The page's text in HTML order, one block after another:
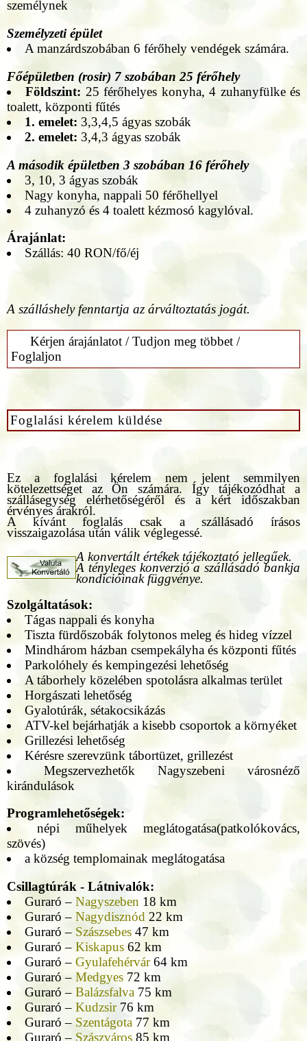
személynek
Személyzeti épület
A manzárdszobában 6 férőhely vendégek számára.
Főépületben (rosir) 7 szobában 25 férőhely
Földszint: 25 férőhelyes konyha, 4 zuhanyfülke és
toalett, központi fűtés
1. emelet: 3,3,4,5 ágyas szobák
2. emelet: 3,4,3 ágyas szobák
A második épületben 3 szobában 16 férőhely
3, 10, 3 ágyas szobák
Nagy konyha, nappali 50 férőhellyel
4 zuhanyzó és 4 toalett kézmosó kagylóval.
Árajánlat:
Szállás: 40 RON/fő/éj
A szálláshely fenntartja az árváltoztatás jogát.
Kérjen árajánlatot / Tudjon meg többet /
Foglaljon
Foglalási kérelem küldése
Ez a foglalási kérelem nem jelent semmilyen
kötelezettséget az Ön számára. Így tájékozódhat a
szállásegység elérhetőségéről és a kért időszakban
érvényes árakról.
A kívánt foglalás csak a szállásadó írásos
visszaigazolása után válik véglegessé.
A konvertált értékek tájékoztató jellegűek.
A tényleges konverzió a szállásadó bankja
kondícióinak függvénye.
Szolgáltatások:
Tágas nappali és konyha
Tiszta fürdőszobák folytonos meleg és hideg vízzel
Mindhárom házban csempekályha és központi fűtés
Parkolóhely és kempingezési lehetőség
A táborhely közelében spotolásra alkalmas terület
Horgászati lehetőség
Gyalotúrák, sétakocsikázás
ATV-kel bejárhatják a kisebb csoportok a környéket
Grillezési lehetőség
Kérésre szerevzünk tábortüzet, grillezést
Megszervezhetők Nagyszebeni városnéző
kirándulások
Programlehetőségek:
népi műhelyek meglátogatása(patkolókovács,
szövés)
a község templomainak meglátogatása
Csillagtúrák - Látnivalók:
Guraró – Nagyszeben18 km
Guraró – Nagydisznód22 km
Guraró – Szászsebes47 km
Guraró – Kiskapus62 km
Guraró – Gyulafehérvár64 km
Guraró – Medgyes72 km
Guraró – Balázsfalva75 km
Guraró – Kudzsir76 km
Guraró – Szentágota77 km
Guraró – Szászváros85 km